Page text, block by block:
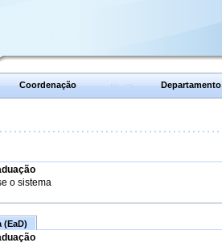
Coordenação Departamento
o sistema
(EaD)